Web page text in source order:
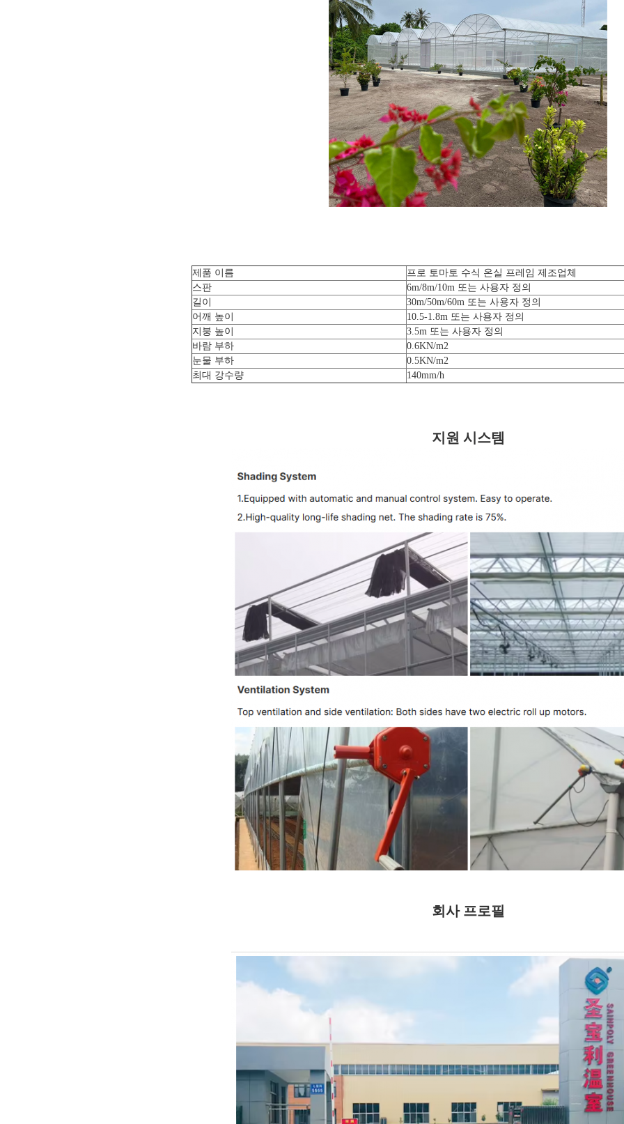
제품 이름
프로 토마토 수식 온실 프레임 제조업체
스판
6m/8m/10m 또는 사용자 정의
길이
30m/50m/60m 또는 사용자 정의
어깨 높이
10.5-1.8m 또는 사용자 정의
지붕 높이
3.5m 또는 사용자 정의
바람 부하
0.6KN/m2
눈물 부하
0.5KN/m2
최대 강수량
140mm/h
지원 시스템
회사 프로필